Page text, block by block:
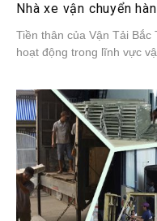
Nhà xe vận chuyển
Tiền thân của Vận Tải Bắc
hoạt động trong lĩnh vực